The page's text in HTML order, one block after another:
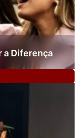
a Diferença